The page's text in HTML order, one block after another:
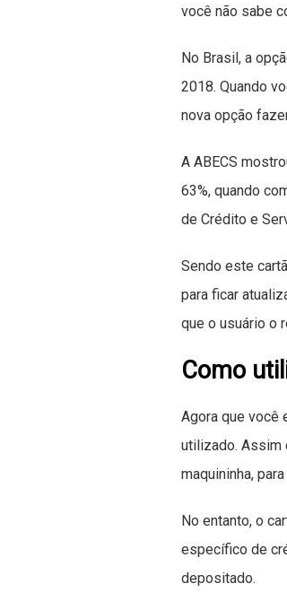
você não sabe
No Brasil, a
2018. Quando
nova opção
A ABECS
63%, quando
de Crédito e
Sendo este
para ficar
que o usuário o
Como
Agora que você
utilizado. Assim
maquininha,
No entanto, o
específico de
depositado.